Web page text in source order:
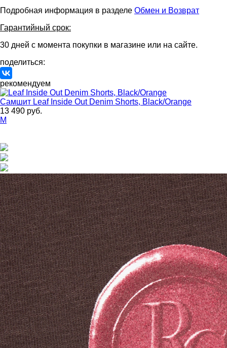
Подробная информация в разделе Обмен и Возврат
Гарантийный срок:
30 дней с момента покупки в магазине или на сайте.
поделиться:
рекомендуем
Самшит Leaf Inside Out Denim Shorts, Black/Orange
13 490 руб.
M